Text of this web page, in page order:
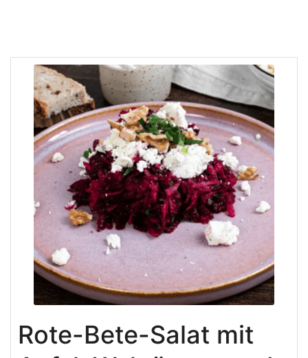
Rote-Bete-Salat mit